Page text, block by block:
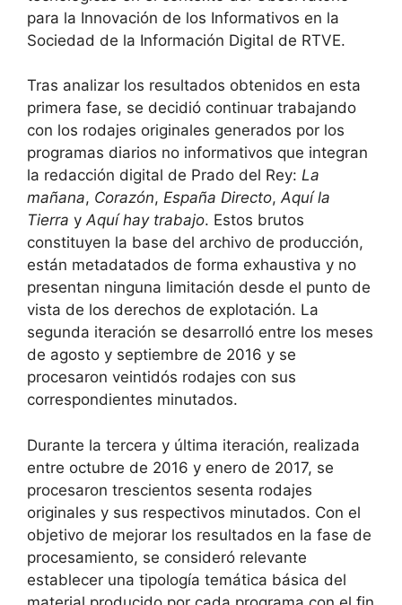
para la Innovación de los Informativos en la
Sociedad de la Información Digital de RTVE.
Tras analizar los resultados obtenidos en esta
primera fase, se decidió continuar trabajando
con los rodajes originales generados por los
programas diarios no informativos que integran
la redacción digital de Prado del Rey: La
mañana, Corazón, España Directo,Aquí la
Tierra yAquí hay trabajo. Estos brutos
constituyen la base del archivo de producción,
están metadatados de forma exhaustiva y no
presentan ninguna limitación desde el punto de
vista de los derechos de explotación. La
segunda iteración se desarrolló entre los meses
de agosto y septiembre de 2016 y se
procesaron veintidós rodajes con sus
correspondientes minutados.
Durante la tercera y última iteración, realizada
entre octubre de 2016 y enero de 2017, se
procesaron trescientos sesenta rodajes
originales y sus respectivos minutados. Con el
objetivo de mejorar los resultados en la fase de
procesamiento, se consideró relevante
establecer una tipología temática básica del